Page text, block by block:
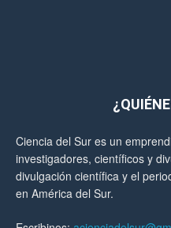
Ciencia del Sur es un
investigadores, científicos y
divulgación científica y el
en América del Sur.